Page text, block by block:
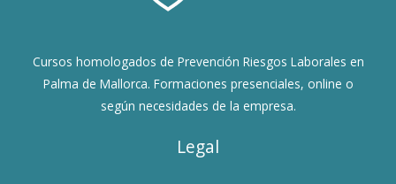
Cursos homologados de Prevención Riesgos Laborales en
Palma de Mallorca. Formaciones presenciales, online o
según necesidades de la empresa.
Legal